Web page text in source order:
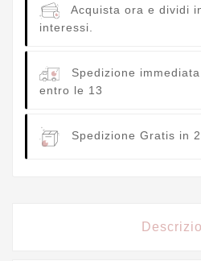
Acquista ora e dividi
interessi.
Spedizione
entro le 13
Spedizione Gratis in